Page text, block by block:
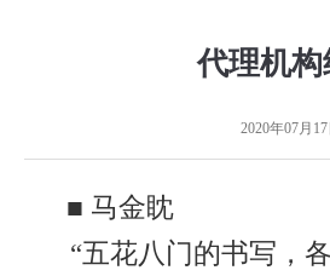
代理机
2020年07月
■ 马金眈
“五花八门的书写，